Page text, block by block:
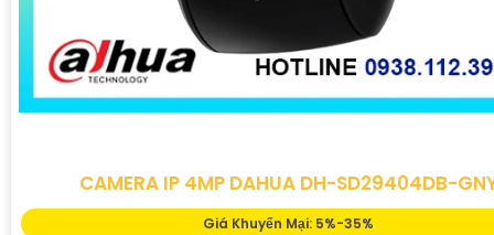
CAMERA IP 4MP DAHUA DH-SD29404DB-
Giá Khuyến Mại: 5%-35%